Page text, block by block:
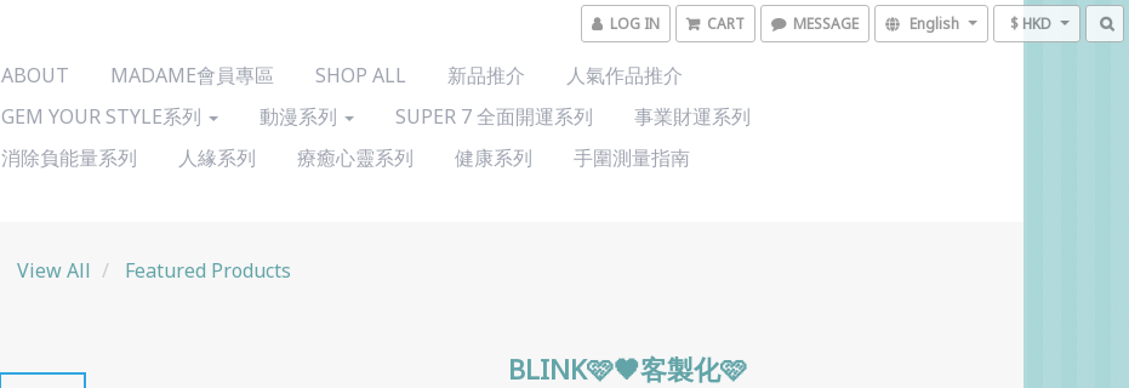
LOG IN CART MESSAGE English $ HKD
ABOUT MADAME會員專區 SHOP ALL 新品推介
人氣作品推介
GEM YOUR STYLE系列
動漫系列 SUPER 7 全面開運系列
事業財運系列
消除負能量系列
人緣系列 療癒心靈系列 健康系列 手圍測量指南
View All Featured Products
BLINK🩷🖤客製化🩷